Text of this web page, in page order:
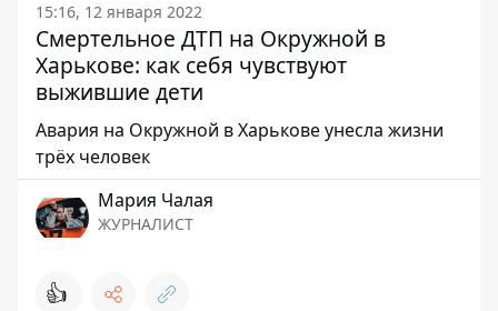
15:16, 12 января 2022
Смертельное ДТП на Окружной в
Харькове: как себя чувствуют
выжившие дети
Авария на Окружной в Харькове унесла жизни
трёх человек
Мария Чалая
ЖУРНАЛИСТ
👍